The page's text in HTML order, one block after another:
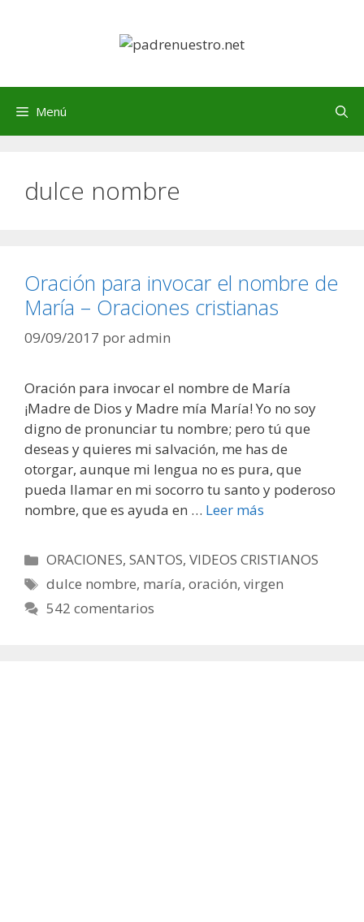
Menú
dulce nombre
Oración para invocar el nombre de
María – Oraciones cristianas
09/09/2017 poradmin
Oración para invocar el nombre de María
¡Madre de Dios y Madre mía María! Yo no soy
digno de pronunciar tu nombre; pero tú que
deseas y quieres mi salvación, me has de
otorgar, aunque mi lengua no es pura, que
pueda llamar en mi socorro tu santo y poderoso
nombre, que es ayuda en … Leer más
Categorías
ORACIONES,SANTOS,VIDEOS CRISTIANOS
Etiquetas
dulce nombre, maría,oración,virgen
542 comentarios